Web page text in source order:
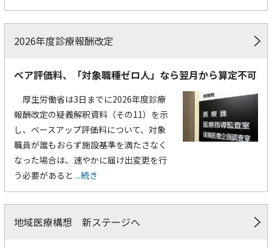
2026年度診療報酬改定
ベア評価料、「対象職種ゼロ人」なら翌月から算定不可
厚生労働省は3日までに2026年度診療
報酬改定の疑義解釈資料（その11）を示
し、ベースアップ評価料について、対象
職員が誰もおらず施設基準を満たさなく
なった場合は、速やかに届け出変更を行
う必要があると ...続き
地域医療構想 新ステージへ